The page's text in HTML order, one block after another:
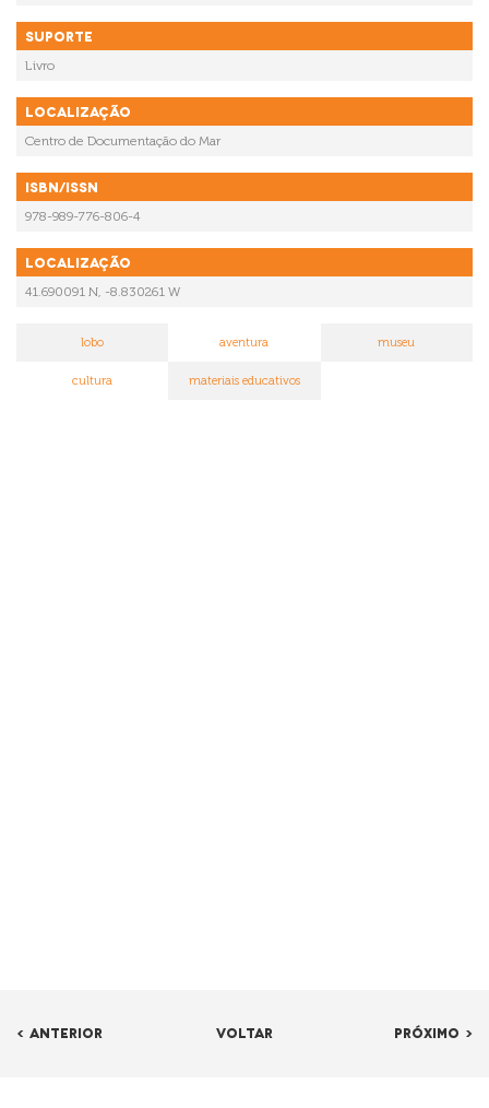
Suporte
Livro
Localização
Centro de Documentação do Mar
ISBN/ISSN
978-989-776-806-4
Localização
41.690091 N, -8.830261 W
lobo aventura museu
cultura materiais educativos
< ANTERIOR VOLTAR PRÓXIMO >